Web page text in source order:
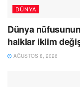
DÜNYA
Dünya
halklar iklim
AĞUSTOS 8, 2026